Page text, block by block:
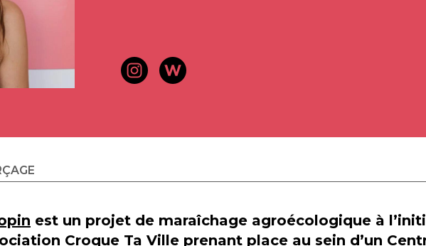
est un projet de maraîchage agroécologique à
Croque Ta Ville prenant place au sein d’un